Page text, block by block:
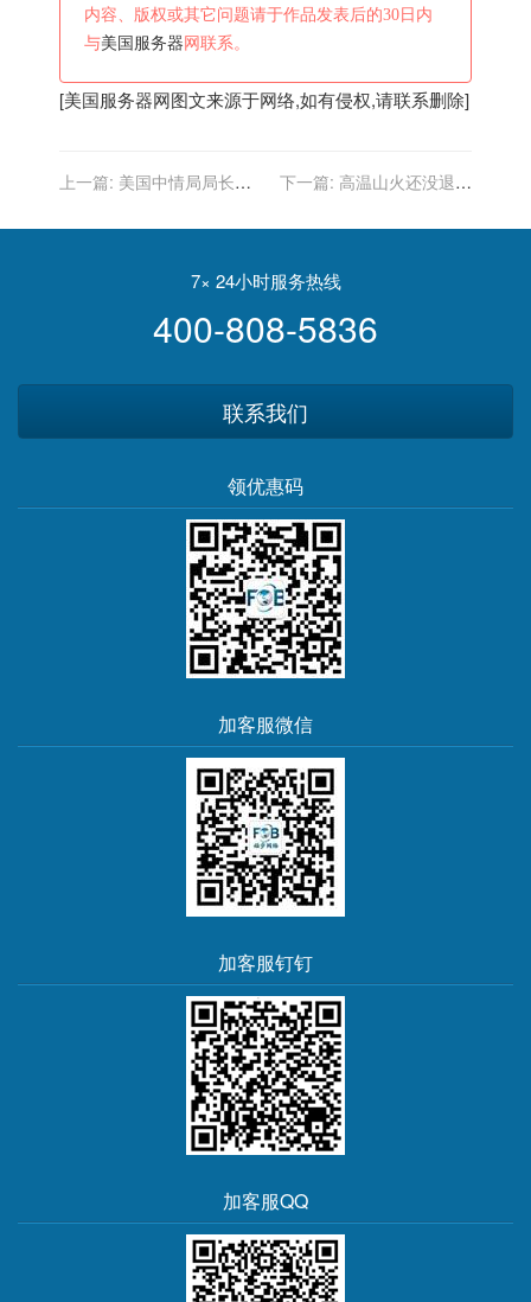
内容、版权或其它问题请于作品发表后的30日内
与美国服务器 网联系。
[美国服务器网图文来源于网络,如有侵权,请联系删除]
上一篇: 美国中情局局长要
下一篇: 高温山火还没退，
旦感染便无法治愈
7× 24小时服务热线
400-808-5836
联系我们
领优惠码
加客服微信
加客服钉钉
加客服QQ